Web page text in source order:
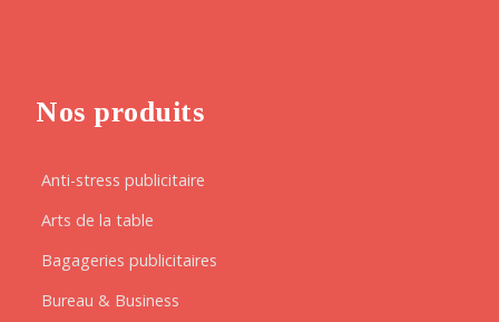
Nos produits
Anti-stress publicitaire
Arts de la table
Bagageries publicitaires
Bureau & Business